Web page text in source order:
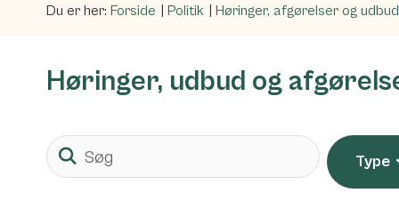
Du er her: Forside Politik Høringer, afgørelser og udbud
Høringer, udbud og
Søg
Type